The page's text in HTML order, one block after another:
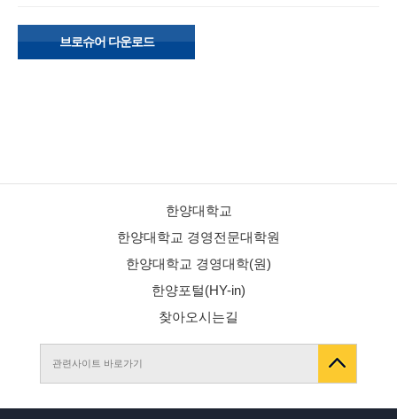
브로슈어 다운로드
한양대학교
한양대학교 경영전문대학원
한양대학교 경영대학(원)
한양포털(HY-in)
찾아오시는길
관련사이트 바로가기